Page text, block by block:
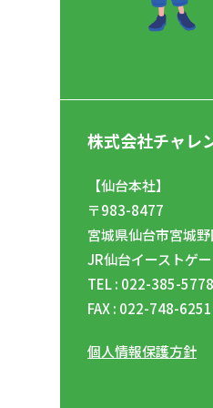
株式会社チャレ
【仙台本社】
〒983-8477
宮城県仙台市宮城
JR仙台イーストゲ
TEL : 022-385-5778
FAX : 022-748-6251
個人情報保護方針